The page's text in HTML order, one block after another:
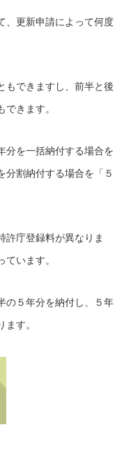
、更新申請によって何度
もできますし、前半と後
きます。
分を一括納付する場合を
分割納付する場合を「５
許庁登録料が異なりま
います。
の５年分を納付し、５年
す。